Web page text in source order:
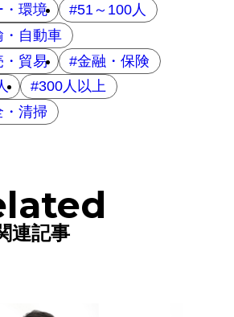
・環境
51～100人
自動車
・貿易
金融・保険
300人以上
清掃
連記事